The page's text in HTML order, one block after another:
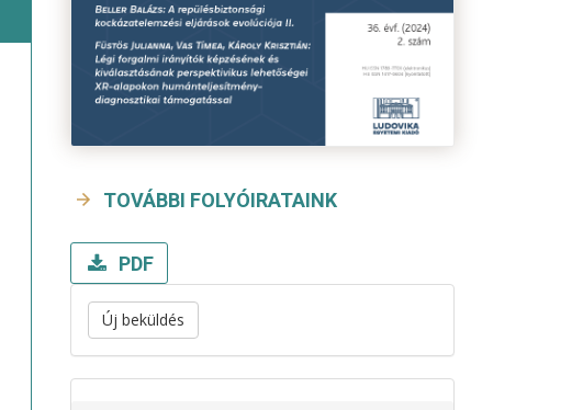
TOVÁBBI FOLYÓIRATAINK
PDF
Új beküldés